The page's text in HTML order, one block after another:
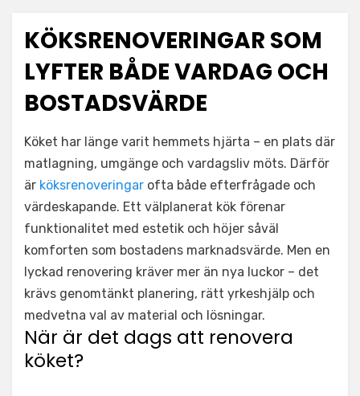
KÖKSRENOVERINGAR SOM
LYFTER BÅDE VARDAG OCH
BOSTADSVÄRDE
Köket har länge varit hemmets hjärta – en plats där
matlagning, umgänge och vardagsliv möts. Därför
är köksrenoveringar ofta både efterfrågade och
värdeskapande. Ett välplanerat kök förenar
funktionalitet med estetik och höjer såväl
komforten som bostadens marknadsvärde. Men en
lyckad renovering kräver mer än nya luckor – det
krävs genomtänkt planering, rätt yrkeshjälp och
medvetna val av material och lösningar.
När är det dags att renovera
köket?